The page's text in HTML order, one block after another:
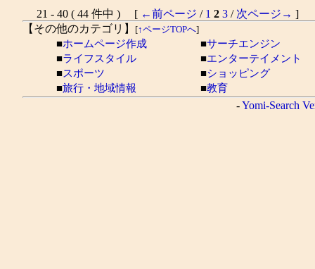
21 - 40 ( 44 件中 ) [ ←前ページ / 1 2 3 / 次ページ→ ]
【その他のカテゴリ】
[↑ページTOPへ]
■ホームページ作成 ■サーチエンジン
■ライフスタイル ■エンターテイメント
■スポーツ ■ショッピング
■旅行・地域情報 ■教育
-Yomi-Search